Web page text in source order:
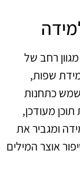
רחב של
שפות,
לשמש כתחנות
מעודכן,
ומגביר את
אוצר המילים